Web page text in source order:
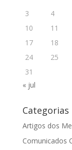
3
4
10
11
17
18
24
25
31
« jul
Categorias
Artigos dos
Comunicados